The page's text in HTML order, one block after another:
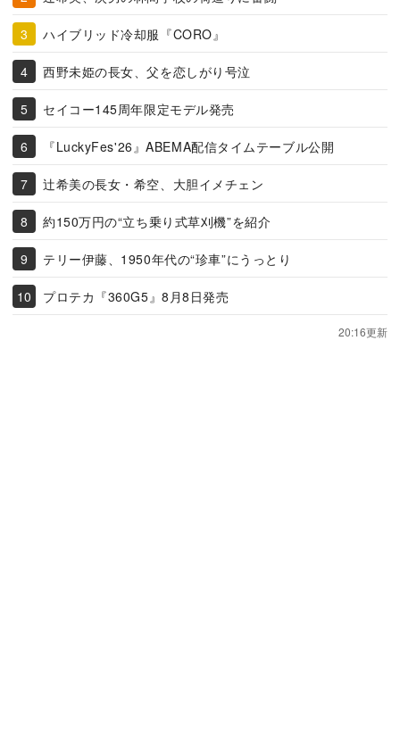
ハイブリッド冷却服『CORO』
西野未姫の長女、父を恋しがり号泣
セイコー145周年限定モデル発売
『LuckyFes'26』ABEMA配信タイムテーブル公開
辻希美の長女・希空、大胆イメチェン
約150万円の“立ち乗り式草刈機”を紹介
テリー伊藤、1950年代の“珍車”にうっとり
プロテカ『360G5』8月8日発売
20:16更新